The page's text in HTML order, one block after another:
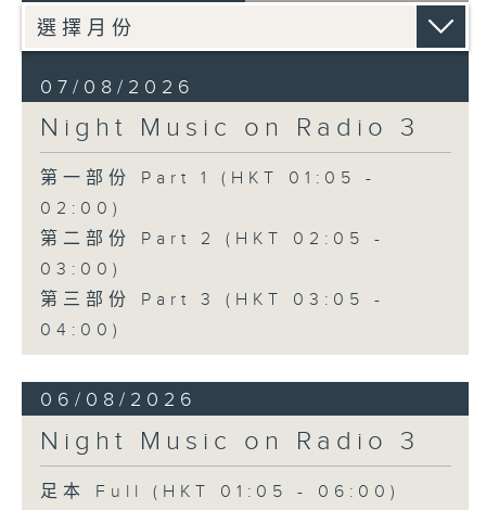
07/08/2026
Night Music on Radio 3
第一部份 Part 1 (HKT 01:05 -
02:00)
第二部份 Part 2 (HKT 02:05 -
03:00)
第三部份 Part 3 (HKT 03:05 -
04:00)
06/08/2026
Night Music on Radio 3
足本 Full (HKT 01:05 - 06:00)